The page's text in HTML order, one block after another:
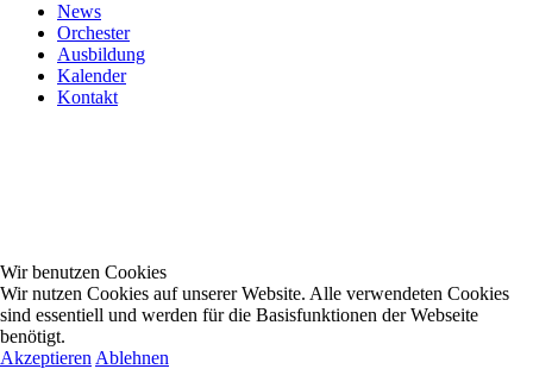
News
Orchester
Ausbildung
Kalender
Kontakt
Wir benutzen Cookies
Wir nutzen Cookies auf unserer Website. Alle verwendeten Cookies
sind essentiell und werden für die Basisfunktionen der Webseite
benötigt.
Akzeptieren Ablehnen